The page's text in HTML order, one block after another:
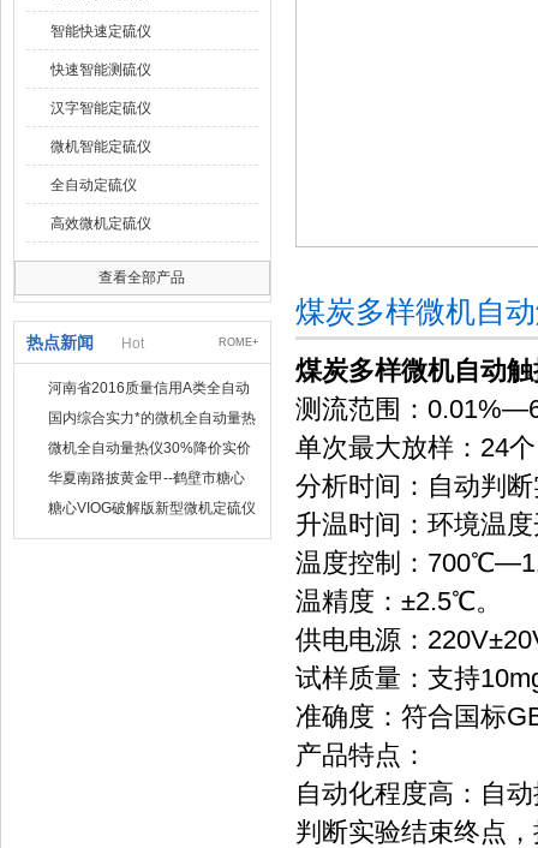
智能快速定硫仪
快速智能测硫仪
汉字智能定硫仪
微机智能定硫仪
全自动定硫仪
高效微机定硫仪
查看全部产品
热点新闻 Hot ROME+
河南省2016质量信用A类全自动
量热仪
国内综合实力*的微机全自动量热
仪制造企业
微机全自动量热仪30%降价实价
出售
华夏南路披黄金甲--鹤壁市糖心
VIOG破解版仪器仪表有限公司
糖心VIOG破解版新型微机定硫仪
煤炭多样微机自
煤炭多样微机自动
测流范围：
单次最大放样：24个
分析时间：自动判
升温时间：环境温
温度控制：
温精度：±2.5℃。
供电电源：
试样质量：支持
准确度：符合国标
产品特点：
自动化程度高：自
判断实验结束终点